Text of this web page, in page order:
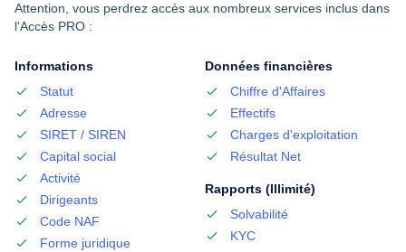
Attention, vous perdrez accès aux nombreux services inclus dans
l'Accès PRO :
Informations
Statut
Adresse
SIRET / SIREN
Capital social
Activité
Dirigeants
Code NAF
Forme juridique
Données financières
Chiffre d'Affaires
Effectifs
Charges d'exploitation
Résultat Net
Rapports (Illimité)
Solvabilité
KYC